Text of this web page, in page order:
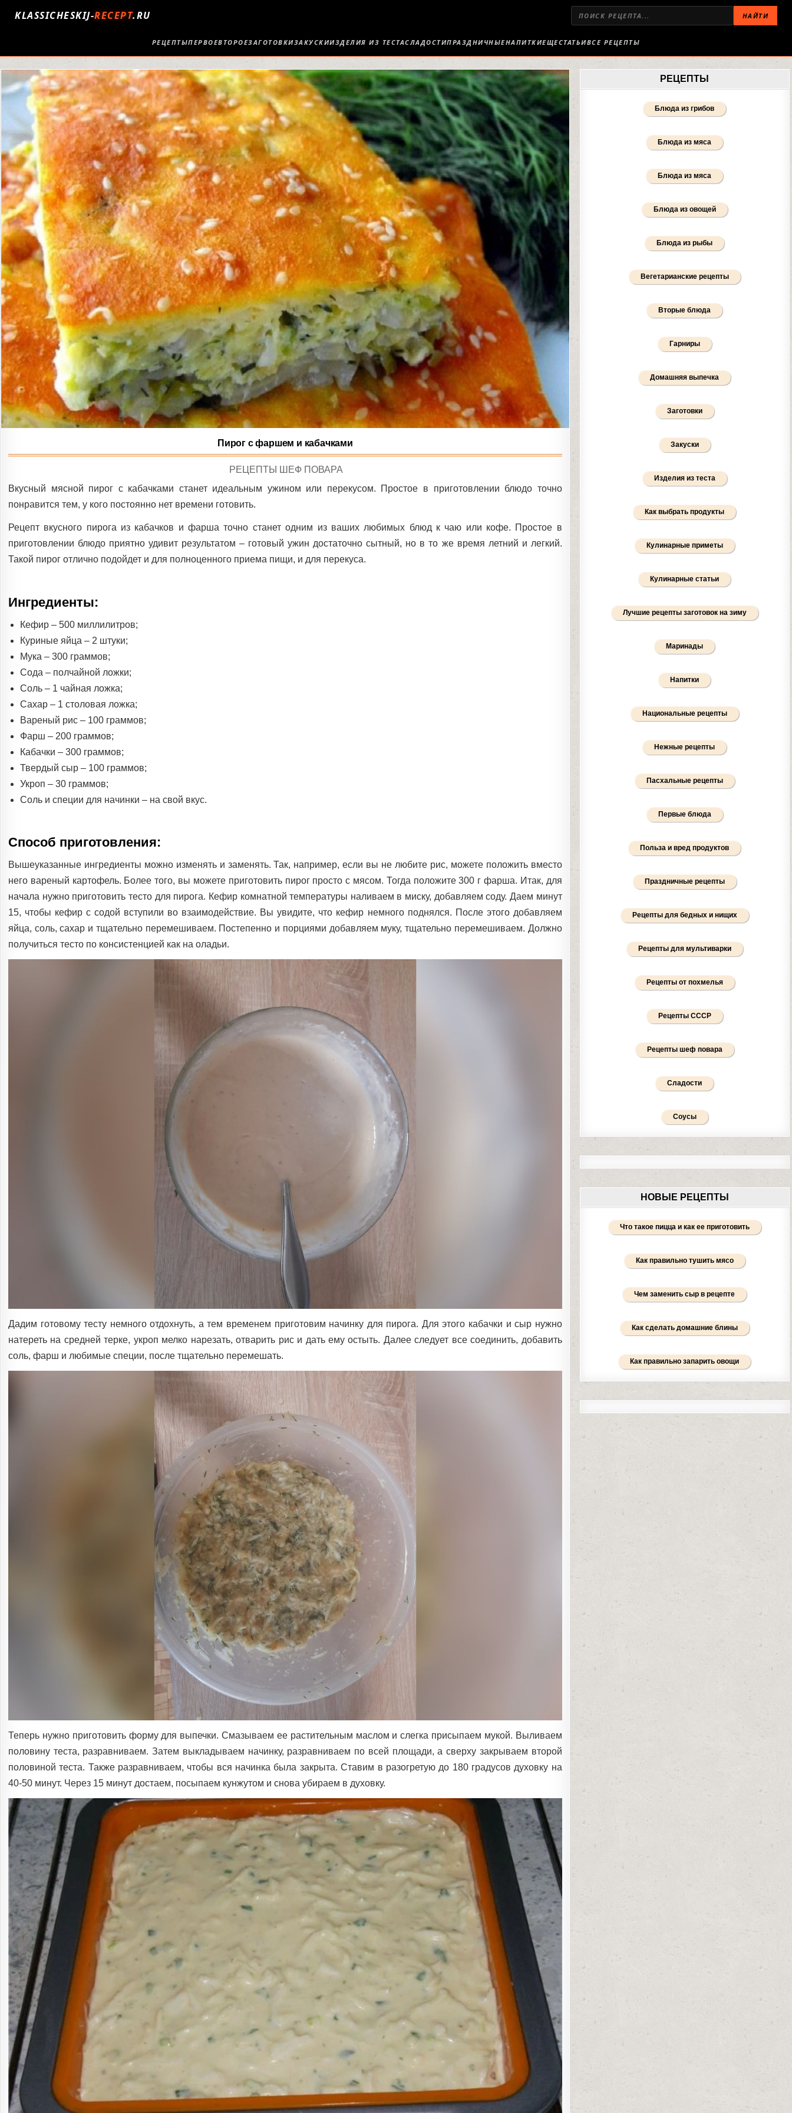
KLASSICHESKIJ-RECEPT.RU НАЙТИ
РЕЦЕПТЫПЕРВОЕВТОРОЕЗАГОТОВКИЗАКУСКИИЗДЕЛИЯ ИЗ ТЕСТАСЛАДОСТИПРАЗДНИЧНЫЕНАПИТКИЕЩЕСТАТЬИВСЕ РЕЦЕПТЫ
Пирог с фаршем и кабачками
POSTED
РЕЦЕПТЫ ШЕФ ПОВАРА
Вкусный мясной пирог с кабачками станет идеальным ужином или перекусом. Простое в приготовлении блюдо точно
понравится тем, у кого постоянно нет времени готовить.
Рецепт вкусного пирога из кабачков и фарша точно станет одним из ваших любимых блюд к чаю или кофе. Простое в
приготовлении блюдо приятно удивит результатом – готовый ужин достаточно сытный, но в то же время летний и легкий.
Такой пирог отлично подойдет и для полноценного приема пищи, и для перекуса.
Ингредиенты:
Кефир – 500 миллилитров;
Куриные яйца – 2 штуки;
Мука – 300 граммов;
Сода – полчайной ложки;
Соль – 1 чайная ложка;
Сахар – 1 столовая ложка;
Вареный рис – 100 граммов;
Фарш – 200 граммов;
Кабачки – 300 граммов;
Твердый сыр – 100 граммов;
Укроп – 30 граммов;
Соль и специи для начинки – на свой вкус.
Способ приготовления:
Вышеуказанные ингредиенты можно изменять и заменять. Так, например, если вы не любите рис, можете положить вместо
него вареный картофель. Более того, вы можете приготовить пирог просто с мясом. Тогда положите 300 г фарша. Итак, для
начала нужно приготовить тесто для пирога. Кефир комнатной температуры наливаем в миску, добавляем соду. Даем минут
15, чтобы кефир с содой вступили во взаимодействие. Вы увидите, что кефир немного поднялся. После этого добавляем
яйца, соль, сахар и тщательно перемешиваем. Постепенно и порциями добавляем муку, тщательно перемешиваем. Должно
получиться тесто по консистенцией как на оладьи.
Дадим готовому тесту немного отдохнуть, а тем временем приготовим начинку для пирога. Для этого кабачки и сыр нужно
натереть на средней терке, укроп мелко нарезать, отварить рис и дать ему остыть. Далее следует все соединить, добавить
соль, фарш и любимые специи, после тщательно перемешать.
Теперь нужно приготовить форму для выпечки. Смазываем ее растительным маслом и слегка присыпаем мукой. Выливаем
половину теста, разравниваем. Затем выкладываем начинку, разравниваем по всей площади, а сверху закрываем второй
половиной теста. Также разравниваем, чтобы вся начинка была закрыта. Ставим в разогретую до 180 градусов духовку на
40-50 минут. Через 15 минут достаем, посыпаем кунжутом и снова убираем в духовку.
РЕЦЕПТЫ
Блюда из грибов
Блюда из мяса
Блюда из мяса
Блюда из овощей
Блюда из рыбы
Вегетарианские рецепты
Вторые блюда
Гарниры
Домашняя выпечка
Заготовки
Закуски
Изделия из теста
Как выбрать продукты
Кулинарные приметы
Кулинарные статьи
Лучшие рецепты заготовок на зиму
Маринады
Напитки
Национальные рецепты
Нежные рецепты
Пасхальные рецепты
Первые блюда
Польза и вред продуктов
Праздничные рецепты
Рецепты для бедных и нищих
Рецепты для мультиварки
Рецепты от похмелья
Рецепты СССР
Рецепты шеф повара
Сладости
Соусы
НОВЫЕ РЕЦЕПТЫ
Что такое пицца и как ее приготовить
Как правильно тушить мясо
Чем заменить сыр в рецепте
Как сделать домашние блины
Как правильно запарить овощи